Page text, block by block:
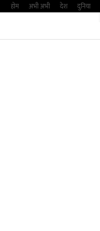
Skipहोम अभी अभी देश दुनिया